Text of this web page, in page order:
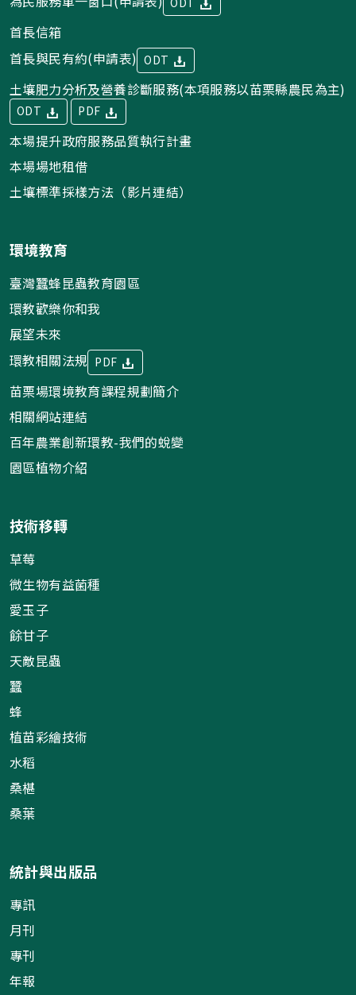
首長信箱
首長與民有約(申請表) ODT
土壤肥力分析及營養診斷服務(本項服務以苗栗縣農民為主)
ODT PDF
本場提升政府服務品質執行計畫
本場場地租借
土壤標準採樣方法（影片連結）
環境教育
臺灣蠶蜂昆蟲教育園區
環教歡樂你和我
展望未來
環教相關法規 PDF
苗栗場環境教育課程規劃簡介
相關網站連結
百年農業創新環教-我們的蛻變
園區植物介紹
技術移轉
草莓
微生物有益菌種
愛玉子
餘甘子
天敵昆蟲
蠶
蜂
植苗彩繪技術
水稻
桑椹
桑葉
統計與出版品
專訊
月刊
專刊
年報